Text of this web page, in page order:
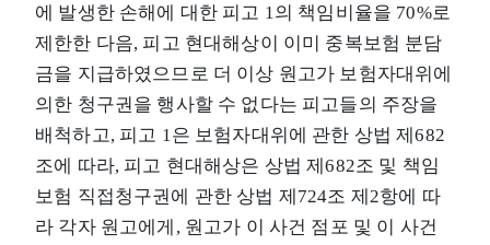
에 발생한 손해에 대한 피고 1의 책임비율을 70%로
제한한 다음, 피고 현대해상이 이미 중복보험 분담
금을 지급하였으므로 더 이상 원고가 보험자대위에
의한 청구권을 행사할 수 없다는 피고들의 주장을
배척하고, 피고 1은 보험자대위에 관한 상법 제682
조에 따라, 피고 현대해상은 상법 제682조 및 책임
보험 직접청구권에 관한 상법 제724조 제2항에 따
라 각자 원고에게, 원고가 이 사건 점포 및 이 사건